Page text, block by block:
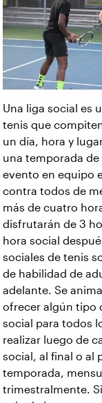
Una liga social es
tenis que
un día, hora y
una temporada de
evento en equipo
contra todos de
más de cuatro
disfrutarán de 3
hora social
sociales de tenis
de habilidad de
adelante. Se
ofrecer algún tipo
social para todos
realizar luego de
social, al final o al
temporada,
trimestralmente.